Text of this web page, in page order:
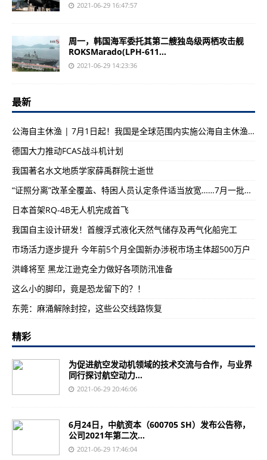
2021-06-29 16:47:57
周一，韩国海军委托其第二艘独岛级两栖攻击舰
ROKSMarado(LPH-611...
2021-06-29 14:23:36
最新
公海自主休渔 | 7月1日起！我国是全球范围内实施公海自主休渔措施的首个国家
德国大力推动FCAS战斗机计划
我国著名水文地质学家薛禹群院士逝世
“证照分离”改革全覆盖、特困人员认定条件适当放宽……7月一批新规将施行
日本首架RQ-4B无人机完成首飞
我国自主设计研发！首艘浮式液化天然气储存及再气化船完工
市场活力逐步提升 今年前5个月全国新办涉税市场主体超500万户
洪峰将至 黑龙江逊克全力做好各项防汛准备
这么小的脚印，竟是恐龙留下的？！
东莞：麻涌解除封控，这些公交线路恢复
精彩
为促进航空发动机领域的技术交流与合作，与业界
同行探讨航空动力...
2021-06-29 20:46:06
6月24日，中航资本（600705 SH）发布公告称，
公司2021年第二次...
2021-06-29 17:46:04